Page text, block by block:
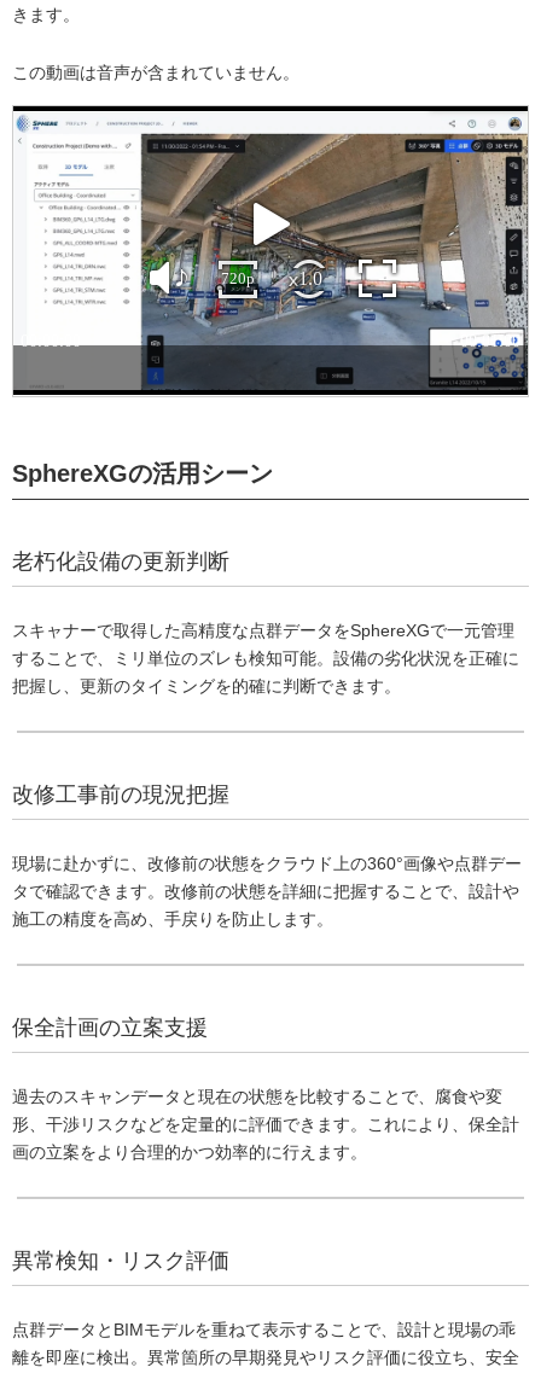
きます。
この動画は音声が含まれていません。
SphereXGの活用シーン
老朽化設備の更新判断
スキャナーで取得した高精度な点群データをSphereXGで一元管理
することで、ミリ単位のズレも検知可能。設備の劣化状況を正確に
把握し、更新のタイミングを的確に判断できます。
改修工事前の現況把握
現場に赴かずに、改修前の状態をクラウド上の360°画像や点群デー
タで確認できます。改修前の状態を詳細に把握することで、設計や
施工の精度を高め、手戻りを防止します。
保全計画の立案支援
過去のスキャンデータと現在の状態を比較することで、腐食や変
形、干渉リスクなどを定量的に評価できます。これにより、保全計
画の立案をより合理的かつ効率的に行えます。
異常検知・リスク評価
点群データとBIMモデルを重ねて表示することで、設計と現場の乖
離を即座に検出。異常箇所の早期発見やリスク評価に役立ち、安全